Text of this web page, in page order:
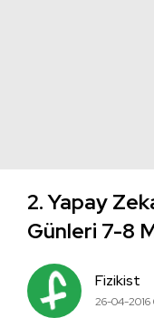
2. Yapay
Günleri 7-8
Fizikist
26-04-2016